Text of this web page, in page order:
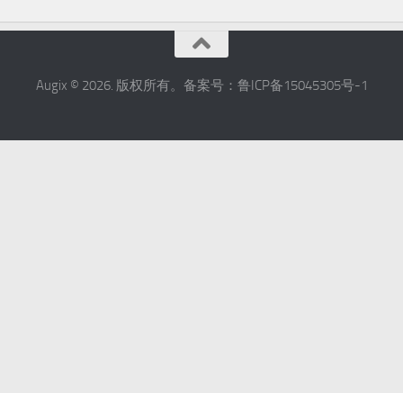
Augix © 2026. 版权所有。备案号：鲁ICP备15045305号-1